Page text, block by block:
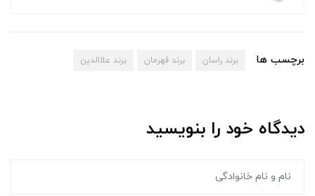
برچسب ها برند راسان برند قهرمان برند علاالدین
دیدگاه خود را بنویسید